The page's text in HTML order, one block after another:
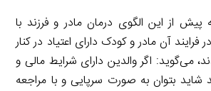
پیش از این الگوی درمان مادر و فرزند با
فرایند آن مادر و کودک دارای اعتیاد در کنار
می‌گوید: اگر والدین دارای شرایط مالی و
بتوان به صورت سرپایی و با مراجعه